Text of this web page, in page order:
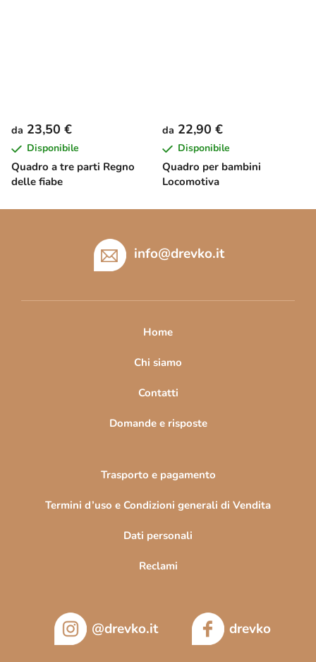
Quadro a tre parti Regno
delle fiabe
da 23,50 €
Disponibile
Quadro per bambini
Locomotiva
da 22,90 €
Disponibile
info@drevko.it
Home
Chi siamo
Contatti
Domande e risposte
Trasporto e pagamento
Termini d’uso e Condizioni generali di Vendita
Dati personali
Reclami
@drevko.it drevko